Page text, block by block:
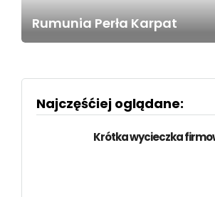
Rumunia Perła Karpat
Najczęśćiej oglądane:
Krótka wycieczka